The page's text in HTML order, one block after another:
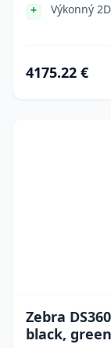
Výkonný
4175.22 €
Zebra
black, green